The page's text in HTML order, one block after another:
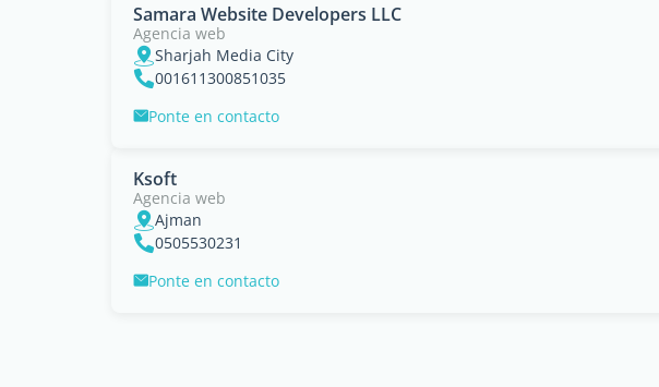
Samara Website Developers LLC
Agencia web
Sharjah Media City
001611300851035
Ponte en contacto
Ksoft
Agencia web
Ajman
0505530231
Ponte en contacto